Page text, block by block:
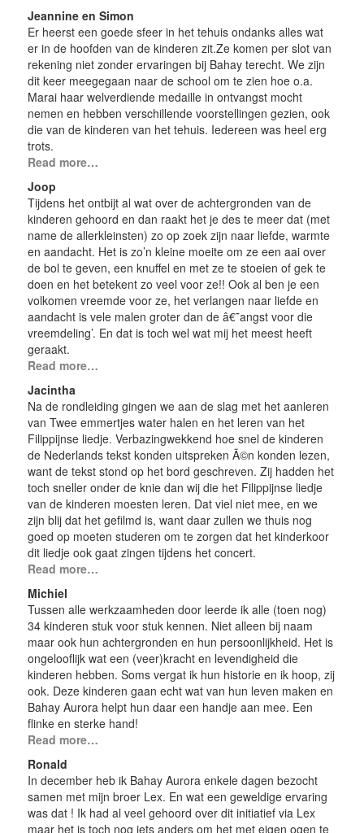
Jeannine en Simon
Er heerst een goede sfeer in het tehuis ondanks alles wat
er in de hoofden van de kinderen zit.Ze komen per slot van
rekening niet zonder ervaringen bij Bahay terecht. We zijn
dit keer meegegaan naar de school om te zien hoe o.a.
Marai haar welverdiende medaille in ontvangst mocht
nemen en hebben verschillende voorstellingen gezien, ook
die van de kinderen van het tehuis. Iedereen was heel erg
trots.
Read more…
Joop
Tijdens het ontbijt al wat over de achtergronden van de
kinderen gehoord en dan raakt het je des te meer dat (met
name de allerkleinsten) zo op zoek zijn naar liefde, warmte
en aandacht. Het is zo’n kleine moeite om ze een aai over
de bol te geven, een knuffel en met ze te stoeien of gek te
doen en het betekent zo veel voor ze!! Ook al ben je een
volkomen vreemde voor ze, het verlangen naar liefde en
aandacht is vele malen groter dan de â€˜angst voor die
vreemdeling’. En dat is toch wel wat mij het meest heeft
geraakt.
Read more…
Jacintha
Na de rondleiding gingen we aan de slag met het aanleren
van Twee emmertjes water halen en het leren van het
Filippijnse liedje. Verbazingwekkend hoe snel de kinderen
de Nederlands tekst konden uitspreken Ã©n konden lezen,
want de tekst stond op het bord geschreven. Zij hadden het
toch sneller onder de knie dan wij die het Filippijnse liedje
van de kinderen moesten leren. Dat viel niet mee, en we
zijn blij dat het gefilmd is, want daar zullen we thuis nog
goed op moeten studeren om te zorgen dat het kinderkoor
dit liedje ook gaat zingen tijdens het concert.
Read more…
Michiel
Tussen alle werkzaamheden door leerde ik alle (toen nog)
34 kinderen stuk voor stuk kennen. Niet alleen bij naam
maar ook hun achtergronden en hun persoonlijkheid. Het is
ongelooflijk wat een (veer)kracht en levendigheid die
kinderen hebben. Soms vergat ik hun historie en ik hoop, zij
ook. Deze kinderen gaan echt wat van hun leven maken en
Bahay Aurora helpt hun daar een handje aan mee. Een
flinke en sterke hand!
Read more…
Ronald
In december heb ik Bahay Aurora enkele dagen bezocht
samen met mijn broer Lex. En wat een geweldige ervaring
was dat ! Ik had al veel gehoord over dit initiatief via Lex
maar het is toch nog iets anders om het met eigen ogen te